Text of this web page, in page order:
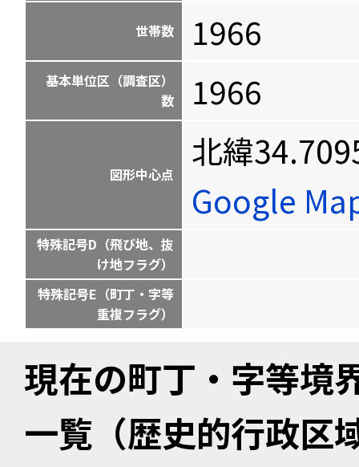
世帯数 1966
基本単位区（調査区）
数
1966
図形中心点
北緯
Google
特殊記号D（飛び地、抜
け地フラグ）
特殊記号E（町丁・字等
重複フラグ）
現在の町丁・字等境
一覧（歴史的行政区